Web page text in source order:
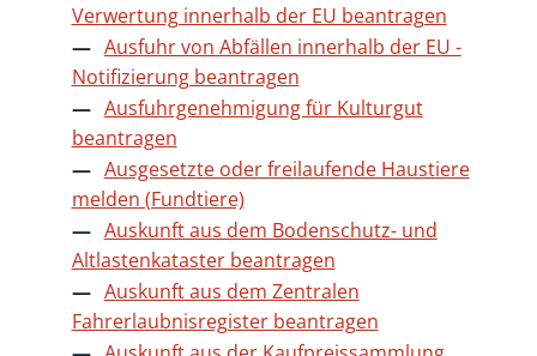
Verwertung innerhalb der EU beantragen
Ausfuhr von Abfällen innerhalb der EU -
Notifizierung beantragen
Ausfuhrgenehmigung für Kulturgut
beantragen
Ausgesetzte oder freilaufende Haustiere
melden (Fundtiere)
Auskunft aus dem Bodenschutz- und
Altlastenkataster beantragen
Auskunft aus dem Zentralen
Fahrerlaubnisregister beantragen